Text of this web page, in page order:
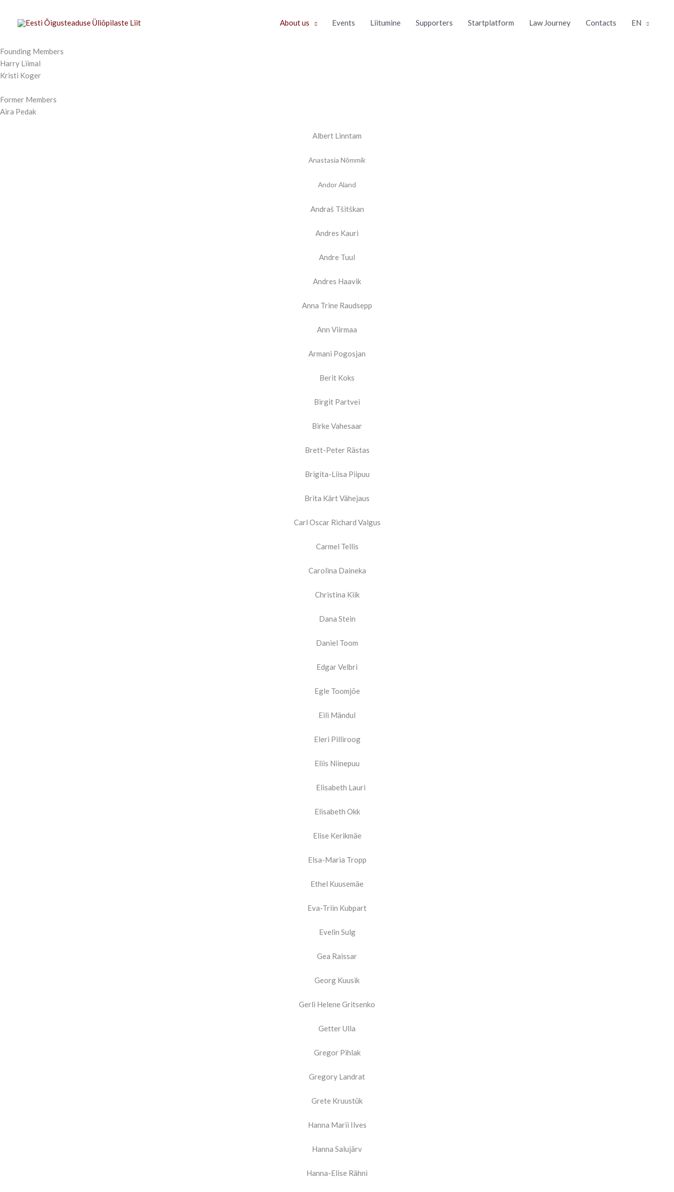
content
About us Events Liitumine Supporters Startplatform Law Journey Contacts EN
Founding Members
Harry Liimal
Kristi Koger
Former Members
Aira Pedak
Albert Linntam
Anastasia Nõmmik
Andor Aland
Andraš Tšitškan
Andres Kauri
Andre Tuul
Andres Haavik
Anna Trine Raudsepp
Ann Viirmaa
Armani Pogosjan
Berit Koks
Birgit Partvei
Birke Vahesaar
Brett-Peter Rästas
Brigita-Liisa Piipuu
Brita Kärt Vähejaus
Carl Oscar Richard Valgus
Carmel Tellis
Carolina Daineka
Christina Kiik
Dana Stein
Daniel Toom
Edgar Velbri
Egle Toomjõe
Eili Mändul
Eleri Pilliroog
Eliis Niinepuu
Elisabeth Lauri
Elisabeth Okk
Elise Kerikmäe
Elsa-Maria Tropp
Ethel Kuusemäe
Eva-Triin Kubpart
Evelin Sulg
Gea Raissar
Georg Kuusik
Gerli Helene Gritsenko
Getter Ulla
Gregor Pihlak
Gregory Landrat
Grete Kruustük
Hanna Marii Ilves
Hanna Salujärv
Hanna-Elise Rähni